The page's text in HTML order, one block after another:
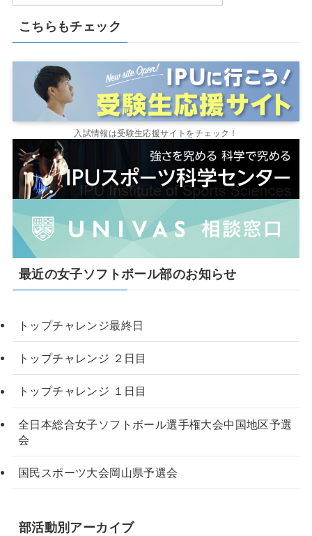
こちらもチェック
入試情報は受験生応援サイトをチェック！
最近の女子ソフトボール部のお知らせ
トップチャレンジ最終日
トップチャレンジ ２日目
トップチャレンジ １日目
全日本総合女子ソフトボール選手権大会中国地区予選
会
国民スポーツ大会岡山県予選会
部活動別アーカイブ